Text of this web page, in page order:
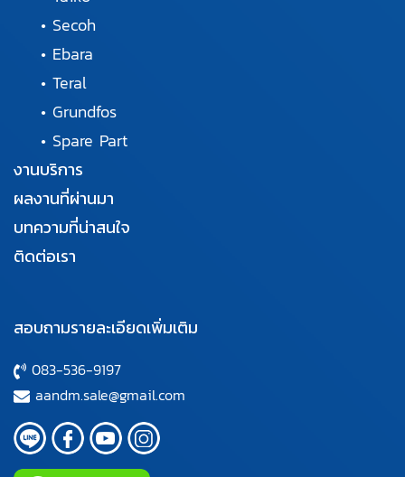
• Secoh
• Ebara
• Teral
• Grundfos
• Spare Part
งานบริการ
ผลงานที่ผ่านมา
บทความที่น่าสนใจ
ติดต่อเรา
สอบถามรายละเอียดเพิ่มเติม
083-536-9197
aandm.sale@gmail.com